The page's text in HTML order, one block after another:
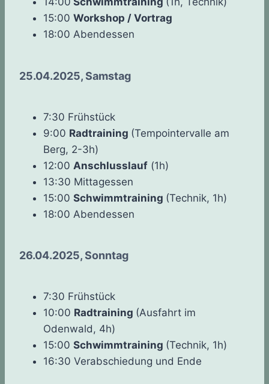
15:00 Workshop / Vortrag
18:00 Abendessen
25.04.2025, Samstag
7:30 Frühstück
9:00 Radtraining (Tempointervalle am
Berg, 2-3h)
12:00 Anschlusslauf (1h)
13:30 Mittagessen
15:00 Schwimmtraining (Technik, 1h)
18:00 Abendessen
26.04.2025, Sonntag
7:30 Frühstück
10:00 Radtraining (Ausfahrt im
Odenwald, 4h)
15:00 Schwimmtraining (Technik, 1h)
16:30 Verabschiedung und Ende